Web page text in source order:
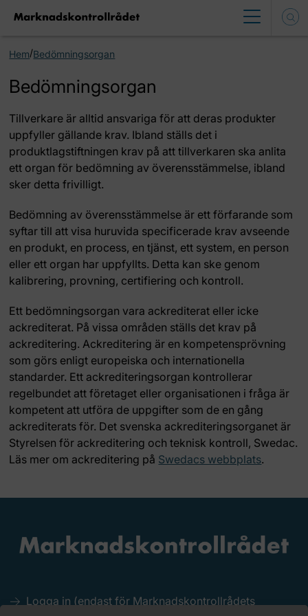
Hem/Bedömningsorgan
Bedömningsorgan
Tillverkare är alltid ansvariga för att deras produkter
uppfyller gällande krav. Ibland ställs det i
produktlagstiftningen krav på att tillverkaren ska anlita
ett organ för bedömning av överensstämmelse, ibland
sker detta frivilligt.
Bedömning av överensstämmelse är ett förfarande som
syftar till att visa huruvida specificerade krav avseende
en produkt, en process, en tjänst, ett system, en person
eller ett organ har uppfyllts. Detta kan ske genom
kalibrering, provning, certifiering och kontroll.
Ett bedömningsorgan vara ackrediterat eller icke
ackrediterat. På vissa områden ställs det krav på
ackreditering. Ackreditering är en kompetensprövning
som görs enligt europeiska och internationella
standarder. Ett ackrediteringsorgan kontrollerar
regelbundet att företaget eller organisationen i fråga är
kompetent att utföra de uppgifter som de en gång
ackrediterats för. Det svenska ackrediteringsorganet är
Styrelsen för ackreditering och teknisk kontroll, Swedac.
Läs mer om ackreditering på Swedacs webbplats.
Logga in (endast för Marknadskontrollrådets